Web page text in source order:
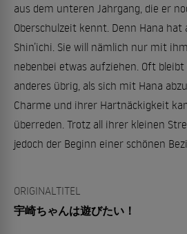
aus dem unteren Jahrgang, die er
Oberschulzeit kennt. Denn Hana
Shin’ichi. Sie will nämlich nur mit
nebenbei etwas aufziehen. Oft bleibt
anderes übrig, als sich mit Hana
Charme und ihrer Hartnäckigkeit
überreden. Trotz all ihrer kleinen
jedoch der Beginn einer schönen
ORIGINALTITEL
宇崎ちゃんは遊びたい！